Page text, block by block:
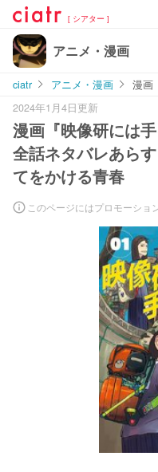
[ シアター ]
アニメ・漫画
ciatr アニメ・漫画
漫画
2024年1月4日更新
漫画『映像研には
全話ネタバレあら
てをかける青春
このページにはプロモーショ